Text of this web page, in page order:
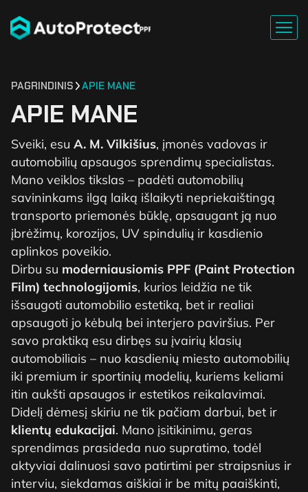
PAGRINDINIS APIE MANE
APIE MANE
Sveiki, esu A. M. Vilkišius, įmonės vadovas ir
automobilių apsaugos sprendimų specialistas.
Mano veiklos tikslas – padėti automobilių
savininkams ilgą laiką išlaikyti nepriekaištingą
transporto priemonės būklę, apsaugant ją nuo
įbrėžimų, korozijos, UV spindulių ir kasdienio
aplinkos poveikio.
Dirbu su moderniausiomis PPF (Paint Protection
Film) technologijomis, kurios leidžia ne tik
išsaugoti automobilio estetiką, bet ir realiai
apsaugoti jo kėbulą bei interjero paviršius. Per
savo praktiką esu dirbęs su įvairių klasių
automobiliais – nuo kasdienių miesto automobilių
iki premium ir sportinių modelių, kuriems keliami
itin aukšti apsaugos ir estetikos reikalavimai.
Didelį dėmesį skiriu ne tik pačiam darbui, bet ir
klientų edukacijai. Mano įsitikinimu, geras
sprendimas prasideda nuo supratimo, todėl
aktyviai dalinuosi savo patirtimi per straipsnius ir
interviu, siekdamas aiškiai ir be mitų paaiškinti,